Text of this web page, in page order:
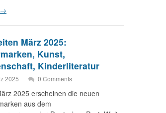
→
März 2025:
Kunst,
Kinderliteratur
2025 0 Comments
2025 erscheinen die neuen
aus dem